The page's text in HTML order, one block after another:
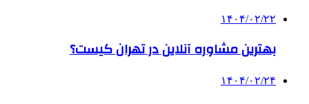
۱۴۰۴/۰۲/۲۲
بهترین مشاوره آنلاین در تهران کیست؟
۱۴۰۴/۰۲/۲۴